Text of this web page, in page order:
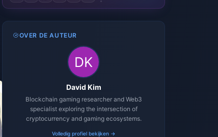
OVER DE AUTEUR
David Kim
Blockchain gaming researcher and Web3
specialist exploring the intersection of
cryptocurrency and gaming ecosystems.
Volledig profiel bekijken →